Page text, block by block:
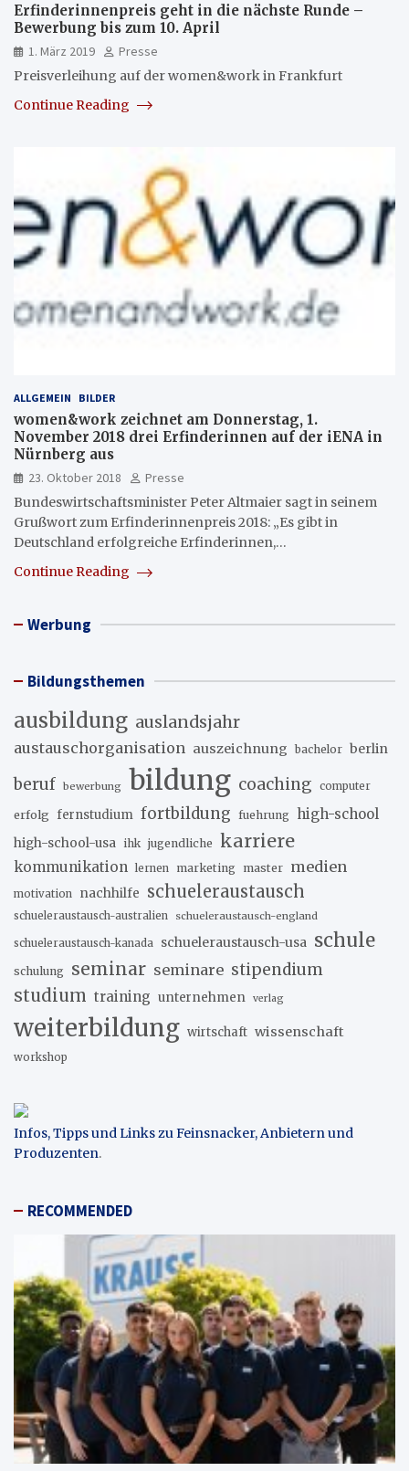
Erfinderinnenpreis geht in die nächste Runde –
Bewerbung bis zum 10. April
1. März 2019
Presse
Preisverleihung auf der women&work in Frankfurt
Continue Reading
ALLGEMEIN BILDER
women&work zeichnet am Donnerstag, 1.
November 2018 drei Erfinderinnen auf der iENA in
Nürnberg aus
23. Oktober 2018
Presse
Bundeswirtschaftsminister Peter Altmaier sagt in seinem
Grußwort zum Erfinderinnenpreis 2018: „Es gibt in
Deutschland erfolgreiche Erfinderinnen,…
Continue Reading
Werbung
Bildungsthemen
ausbildung auslandsjahr
austauschorganisation auszeichnung bachelor berlin
beruf bewerbung bildung coaching computer
erfolg fernstudium fortbildung fuehrung high-school
high-school-usa ihk jugendliche karriere
kommunikation lernen marketing master medien
motivation nachhilfe schueleraustausch
schueleraustausch-australien schueleraustausch-england
schueleraustausch-kanada schueleraustausch-usa schule
schulung seminar seminare stipendium
studium training unternehmen verlag
weiterbildung wirtschaft wissenschaft
workshop
Infos, Tipps und Links zu Feinsnacker, Anbietern und
Produzenten.
RECOMMENDED